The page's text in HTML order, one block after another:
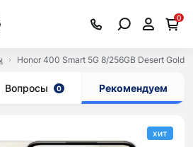
0
Honor 400 Smart 5G 8/256GB Desert Gold
Вопросы 0 Рекомендуем
хит